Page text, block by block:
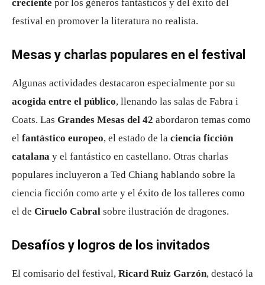
creciente por los géneros fantásticos y del éxito del
festival en promover la literatura no realista.
Mesas y charlas populares en el festival
Algunas actividades destacaron especialmente por su
acogida entre el público, llenando las salas de Fabra i
Coats. Las Grandes Mesas del 42 abordaron temas como
el fantástico europeo, el estado de la ciencia ficción
catalana y el fantástico en castellano. Otras charlas
populares incluyeron a Ted Chiang hablando sobre la
ciencia ficción como arte y el éxito de los talleres como
el de Ciruelo Cabral sobre ilustración de dragones.
Desafíos y logros de los invitados
El comisario del festival, Ricard Ruiz Garzón, destacó la